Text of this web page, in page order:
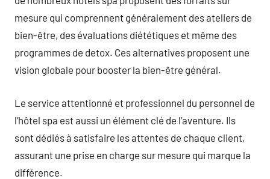
mesure qui comprennent généralement des ateliers de
bien-être, des évaluations diététiques et même des
programmes de detox. Ces alternatives proposent une
vision globale pour booster la bien-être général.
Le service attentionné et professionnel du personnel de
l’hôtel spa est aussi un élément clé de l’aventure. Ils
sont dédiés à satisfaire les attentes de chaque client,
assurant une prise en charge sur mesure qui marque la
différence.